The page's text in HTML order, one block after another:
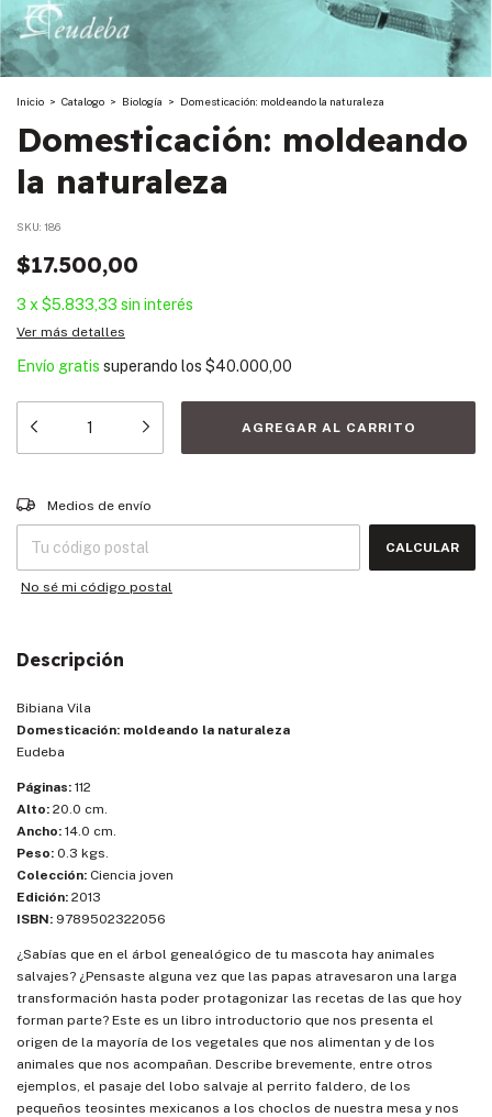
Inicio > Catalogo > Biología > Domesticación: moldeando la naturaleza
Domesticación: moldeando
la naturaleza
SKU: 186
$17.500,00
3 x $5.833,33 sin interés
Ver más detalles
Envío gratis superando los $40.000,00
Entregas para el CP:
Medios de envío
CALCULAR
No sé mi código postal
Descripción
Bibiana Vila
Domesticación: moldeando la naturaleza
Eudeba
Páginas: 112
Alto: 20.0 cm.
Ancho: 14.0 cm.
Peso: 0.3 kgs.
Colección: Ciencia joven
Edición: 2013
ISBN: 9789502322056
¿Sabías que en el árbol genealógico de tu mascota hay animales
salvajes? ¿Pensaste alguna vez que las papas atravesaron una larga
transformación hasta poder protagonizar las recetas de las que hoy
forman parte? Este es un libro introductorio que nos presenta el
origen de la mayoría de los vegetales que nos alimentan y de los
animales que nos acompañan. Describe brevemente, entre otros
ejemplos, el pasaje del lobo salvaje al perrito faldero, de los
pequeños teosintes mexicanos a los choclos de nuestra mesa y nos